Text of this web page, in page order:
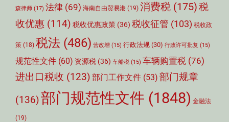
森律师 (17) 法律 (69) 海南自由贸易港 (19) 消费税 (175)税
收优惠 (114) 税收优惠政策 (36) 税收征管 (103) 税收政
策 (18) 税法 (486) 营改增 (15) 行政法规 (30) 行政许可批复 (15)
规范性文件 (60) 资源税 (36) 车船税 (15) 车辆购置税 (76)
进出口税收 (123) 部门工作文件 (53) 部门规章
(136)部门规范性文件 (1848) 金融法
(19)